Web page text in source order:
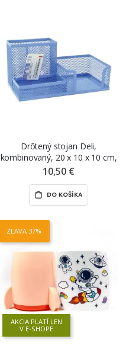
Drôtený stojan Deli,
kombinovaný, 20 x 10 x 10 cm,
mix farieb
10,50 €
DO KOŠÍKA
AKCIA PLATÍ LEN
V E-SHOPE
ZĽAVA 37%